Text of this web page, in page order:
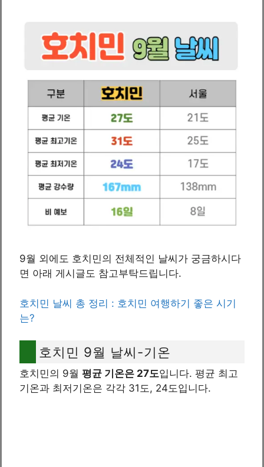
9월 외에도 호치민의 전체적인 날씨가 궁금하시다
면 아래 게시글도 참고부탁드립니다.
호치민 날씨 총 정리 : 호치민 여행하기 좋은 시기
는?
호치민 9월 날씨-기온
호치민의 9월 평균 기온은 27도입니다. 평균 최고
기온과 최저기온은 각각 31도, 24도입니다.